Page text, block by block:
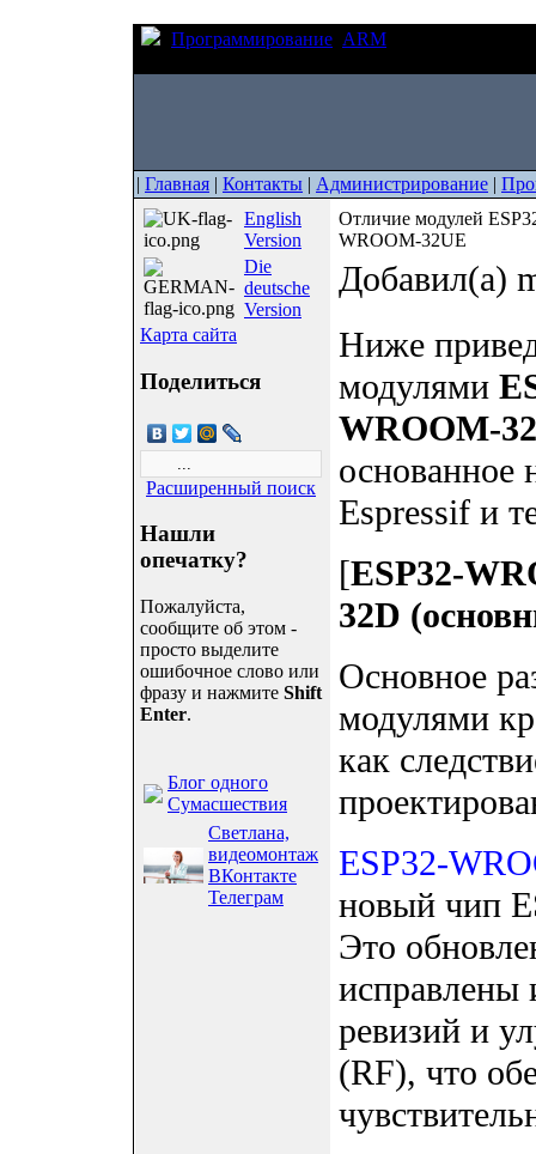
Программирование ARM
| Главная | Контакты | Администрирование |
English
Version
Die
deutsche
Version
Карта сайта
Поделиться
Расширенный поиск
Нашли
опечатку?
Пожалуйста,
сообщите об этом -
просто выделите
ошибочное слово или
фразу и нажмите Shift
Enter.
Блог одного
Сумасшествия
Светлана,
видеомонтаж
ВКонтакте
Телеграм
Отличие модулей
WROOM-32UE
Добавил(а)
Ниже
модулями
WROOM-
основанное
Espressif и
[ESP32-
32D
Основное
модулями
как
ESP32-
новый чип
Это
ревизий и
(RF), что